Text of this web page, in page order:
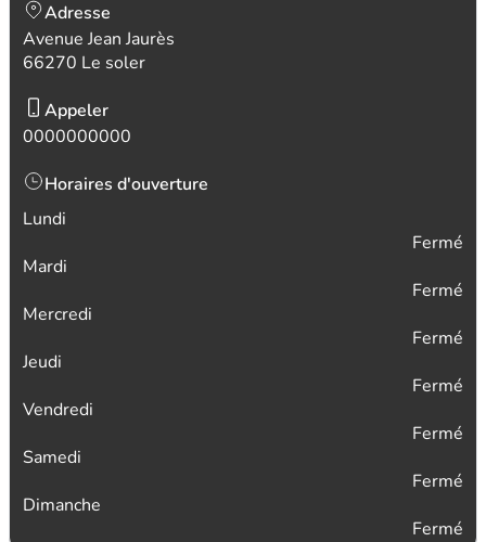
Adresse
Avenue Jean Jaurès
66270 Le soler
Appeler
0000000000
Horaires d'ouverture
Lundi
Fermé
Mardi
Fermé
Mercredi
Fermé
Jeudi
Fermé
Vendredi
Fermé
Samedi
Fermé
Dimanche
Fermé